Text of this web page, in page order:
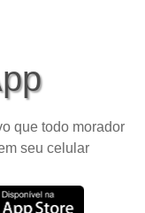
que todo morador
seu celular